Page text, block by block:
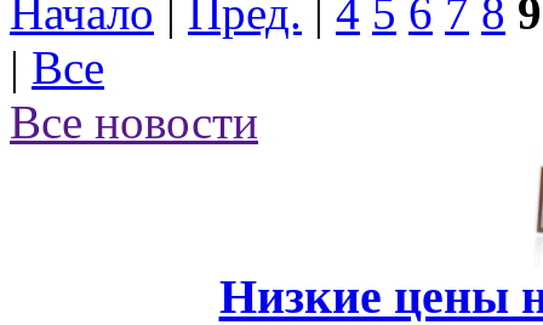
Начало | Пред. | 4 5 6 7 8 9
| Все
Все новости
Низкие цены